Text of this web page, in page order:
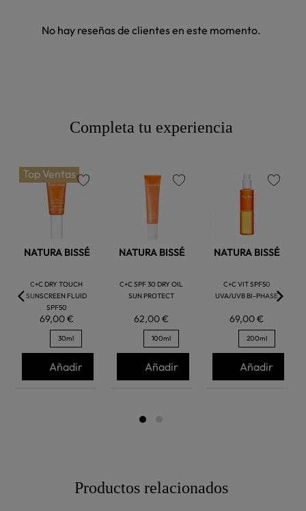
No hay reseñas de clientes en este momento.
Completa tu experiencia
Top Ventas
NATURA BISSÉ
C+C DRY TOUCH
SUNSCREEN FLUID
SPF50
69,00 €
30ml
Añadir
NATURA BISSÉ
C+C SPF 30 DRY OIL
SUN PROTECT
62,00 €
100ml
Añadir
NATURA BISSÉ
C+C VIT SPF50
UVA/UVB BI-PHASE
69,00 €
200ml
Añadir
Productos relacionados